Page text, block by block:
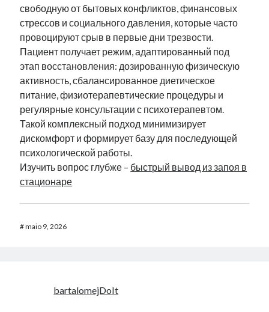
свободную от бытовых конфликтов, финансовых
стрессов и социального давления, которые часто
провоцируют срыв в первые дни трезвости.
Пациент получает режим, адаптированный под
этап восстановления: дозированную физическую
активность, сбалансированное диетическое
питание, физиотерапевтические процедуры и
регулярные консультации с психотерапевтом.
Такой комплексный подход минимизирует
дискомфорт и формирует базу для последующей
психологической работы.
Изучить вопрос глубже – быстрый вывод из запоя в
стационаре
#maio 9, 2026
bartalomejDoIt